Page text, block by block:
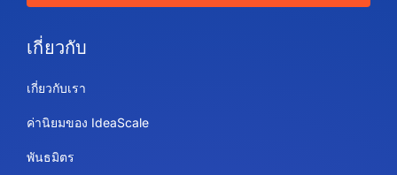
เกี่ยวกับ
เกี่ยวกับเรา
ค่านิยมของ IdeaScale
พันธมิตร